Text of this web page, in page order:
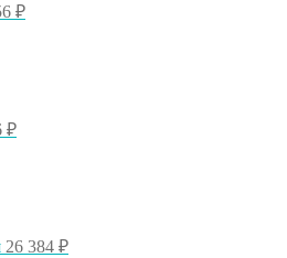
₽
₽
26 384 ₽